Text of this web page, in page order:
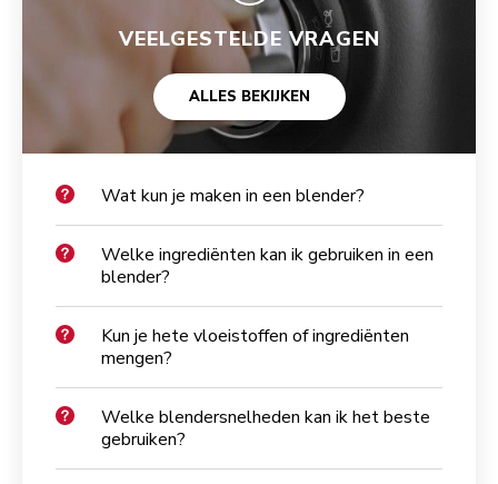
VEELGESTELDE VRAGEN
ALLES BEKIJKEN
Wat kun je maken in een blender?
Welke ingrediënten kan ik gebruiken in een
blender?
Kun je hete vloeistoffen of ingrediënten
mengen?
Welke blendersnelheden kan ik het beste
gebruiken?